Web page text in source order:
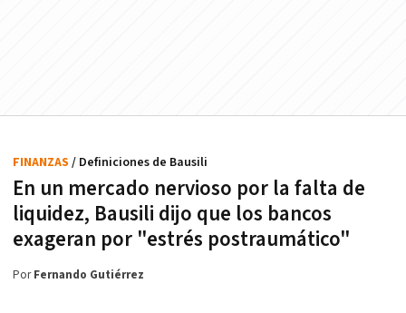
En un mercado nervioso por la falta de
liquidez, Bausili dijo que los bancos
exageran por "estrés postraumático"
FINANZAS / Definiciones de Bausili
PorFernando Gutiérrez